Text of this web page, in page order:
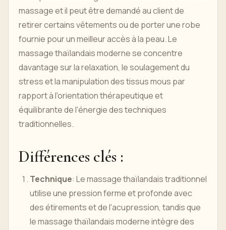
massage et il peut être demandé au client de
retirer certains vêtements ou de porter une robe
fournie pour un meilleur accès à la peau. Le
massage thaïlandais moderne se concentre
davantage sur la relaxation, le soulagement du
stress et la manipulation des tissus mous par
rapport à l'orientation thérapeutique et
équilibrante de l'énergie des techniques
traditionnelles.
Différences clés :
Technique: Le massage thaïlandais traditionnel
utilise une pression ferme et profonde avec
des étirements et de l'acupression, tandis que
le massage thaïlandais moderne intègre des